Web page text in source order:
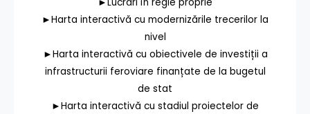
►Harta interactivă cu modernizările trecerilor la
nivel
►Harta interactivă cu obiectivele de investiții a
infrastructurii feroviare finanțate de la bugetul
de stat
►Harta interactivă cu stadiul proiectelor de